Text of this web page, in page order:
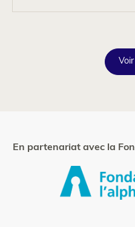
En partenariat avec la